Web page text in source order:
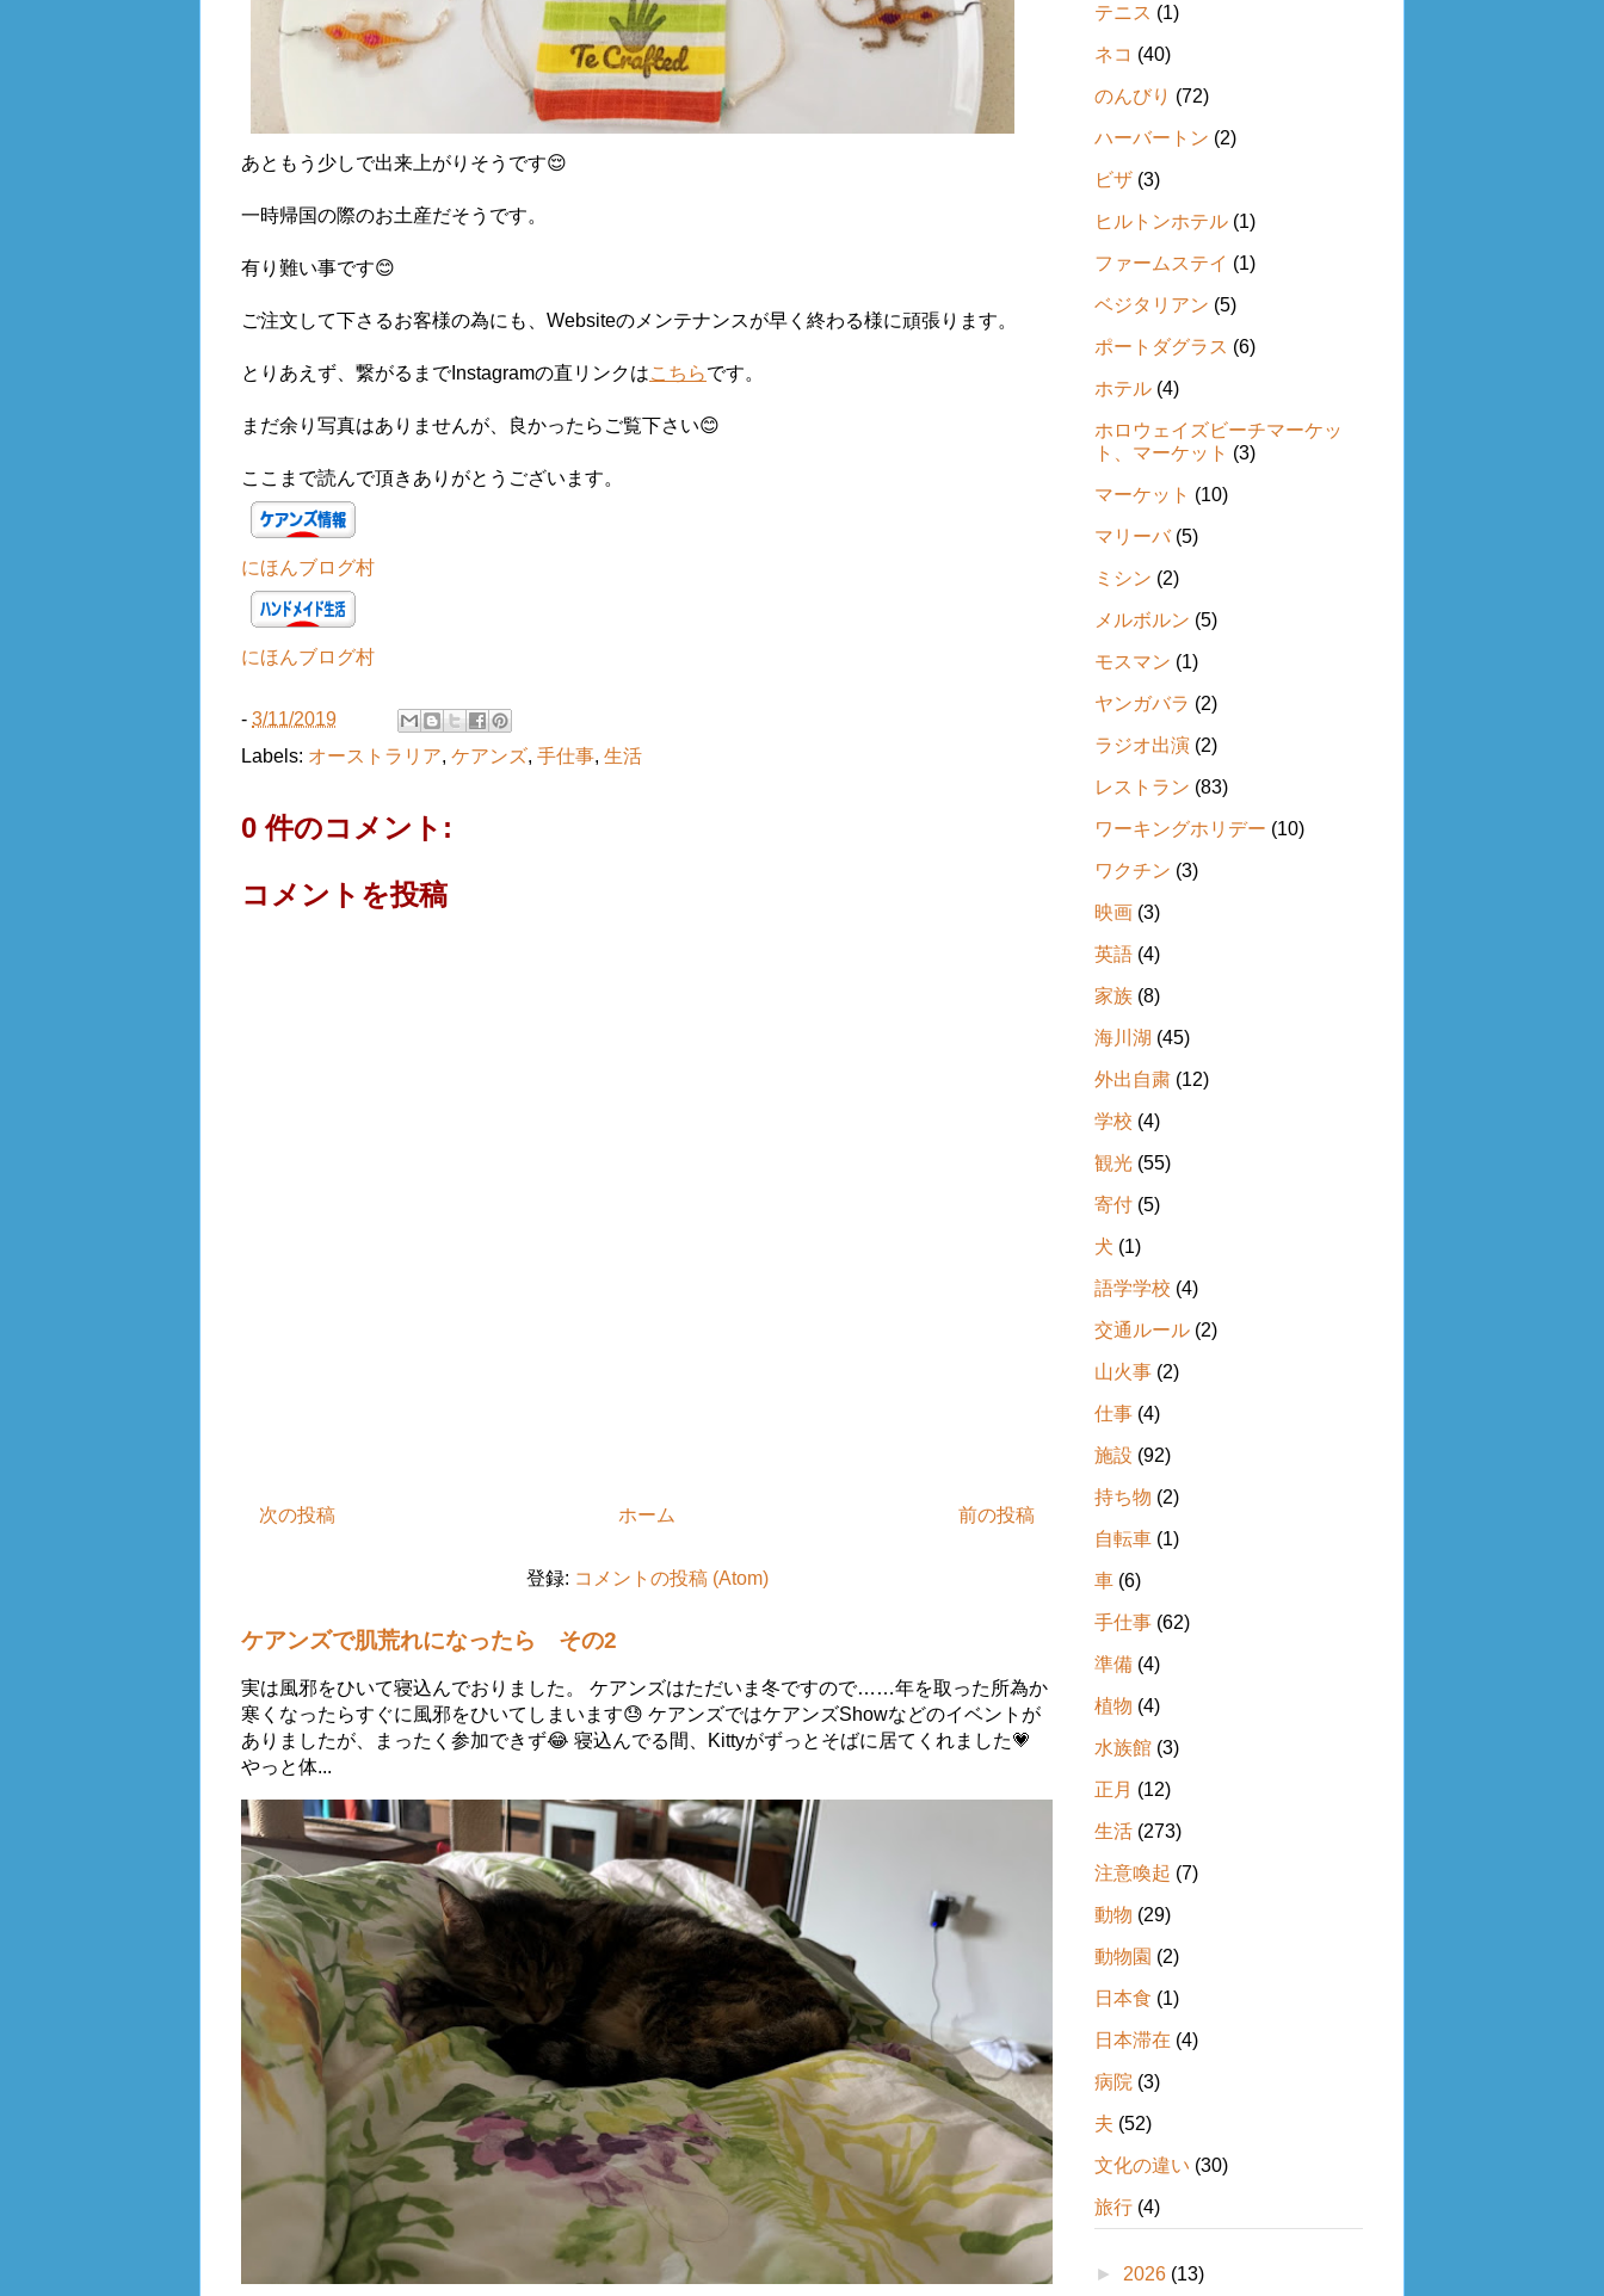
あともう少しで出来上がりそうです😌
一時帰国の際のお土産だそうです。
有り難い事です😊
ご注文して下さるお客様の為にも、Websiteのメンテナンスが早く終わる様に頑張ります。
とりあえず、繋がるまでInstagramの直リンクはこちらです。
まだ余り写真はありませんが、良かったらご覧下さい😊
ここまで読んで頂きありがとうございます。
にほんブログ村
にほんブログ村
- 3/11/2019
Labels: オーストラリア, ケアンズ, 手仕事, 生活
0 件のコメント:
コメントを投稿
次の投稿 前の投稿
ホーム
登録: コメントの投稿 (Atom)
ケアンズで肌荒れになったら その2
実は風邪をひいて寝込んでおりました。 ケアンズはただいま冬ですので……年を取った所為か
寒くなったらすぐに風邪をひいてしまいます😓 ケアンズではケアンズShowなどのイベントが
ありましたが、まったく参加できず😂 寝込んでる間、Kittyがずっとそばに居てくれました💗
やっと体...
テニス (1)
ネコ (40)
のんびり (72)
ハーバートン (2)
ビザ (3)
ヒルトンホテル (1)
ファームステイ (1)
ベジタリアン (5)
ポートダグラス (6)
ホテル (4)
ホロウェイズビーチマーケッ
ト、マーケット (3)
マーケット (10)
マリーバ (5)
ミシン (2)
メルボルン (5)
モスマン (1)
ヤンガバラ (2)
ラジオ出演 (2)
レストラン (83)
ワーキングホリデー (10)
ワクチン (3)
映画 (3)
英語 (4)
家族 (8)
海川湖 (45)
外出自粛 (12)
学校 (4)
観光 (55)
寄付 (5)
犬 (1)
語学学校 (4)
交通ルール (2)
山火事 (2)
仕事 (4)
施設 (92)
持ち物 (2)
自転車 (1)
車 (6)
手仕事 (62)
準備 (4)
植物 (4)
水族館 (3)
正月 (12)
生活 (273)
注意喚起 (7)
動物 (29)
動物園 (2)
日本食 (1)
日本滞在 (4)
病院 (3)
夫 (52)
文化の違い (30)
旅行 (4)
► 2026 (13)